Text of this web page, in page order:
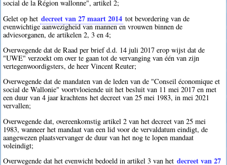
social de la Région wallonne", artikel 2;
Gelet op het decreet van 27 maart 2014 tot bevordering van de
evenwichtige aanwezigheid van mannen en vrouwen binnen de
adviesorganen, de artikelen 2, 3 en 4;
Overwegende dat de Raad per brief d.d. 14 juli 2017 erop wijst dat de
"UWE" verzoekt om over te gaan tot de vervanging van één van zijn
vertegenwoordigsters, de heer Vincent Reuter;
Overwegende dat de mandaten van de leden van de "Conseil économique et
social de Wallonie" voortvloeiende uit het besluit van 11 mei 2017 en met
een duur van 4 jaar krachtens het decreet van 25 mei 1983, in mei 2021
vervallen;
Overwegende dat, overeenkomstig artikel 2 van het decreet van 25 mei
1983, wanneer het mandaat van een lid voor de vervaldatum eindigt, de
aangewezen plaatsvervanger de duur van het nog te lopen mandaat
voleindigt;
Overwegende dat het evenwicht bedoeld in artikel 3 van het decreet van 27